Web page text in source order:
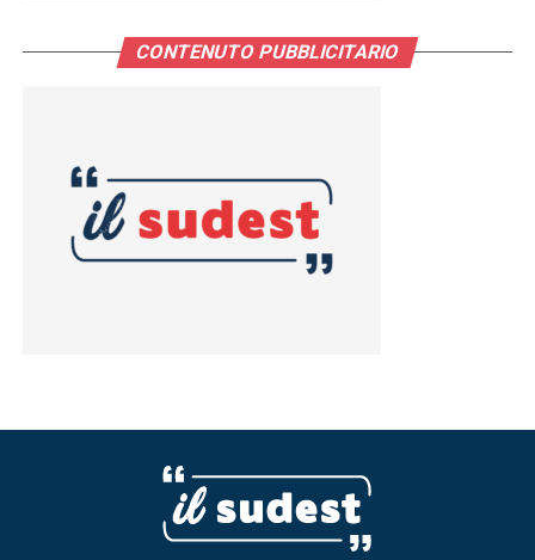
CONTENUTO PUBBLICITARIO